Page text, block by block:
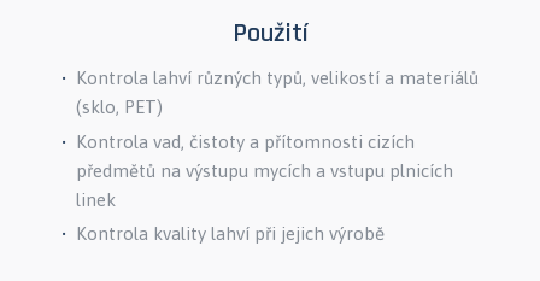
Použití
Kontrola lahví různých typů, velikostí a materiálů
(sklo, PET)
Kontrola vad, čistoty a přítomnosti cizích
předmětů na výstupu mycích a vstupu plnicích
linek
Kontrola kvality lahví při jejich výrobě